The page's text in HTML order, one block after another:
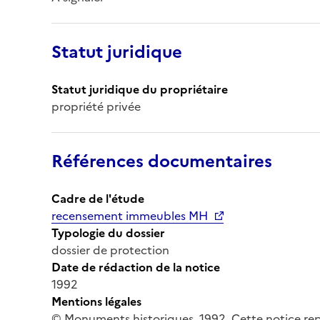
Statut juridique
Statut juridique du propriétaire
propriété privée
Références documentaires
Cadre de l'étude
recensement immeubles MH
Typologie du dossier
dossier de protection
Date de rédaction de la notice
1992
Mentions légales